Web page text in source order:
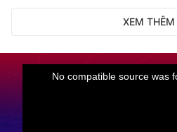
XEM THÊM